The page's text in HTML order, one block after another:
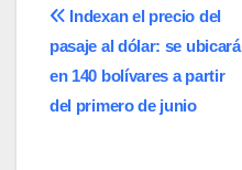
Navegación
de
entradas
Indexan el precio del
pasaje al dólar: se ubicará
en 140 bolívares a partir
del primero de junio